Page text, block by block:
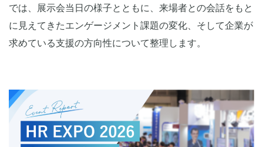
では、展示会当日の様子とともに、来場者との会話をもと
に見えてきたエンゲージメント課題の変化、そして企業が
求めている支援の方向性について整理します。